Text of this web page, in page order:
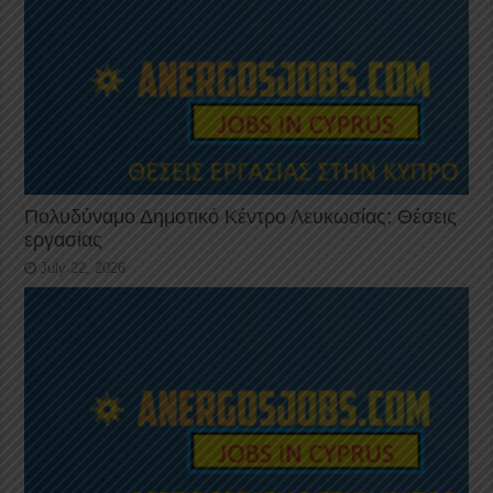
Πολυδύναμο Δημοτικό Κέντρο Λευκωσίας: Θέσεις
εργασίας
July 22, 2026